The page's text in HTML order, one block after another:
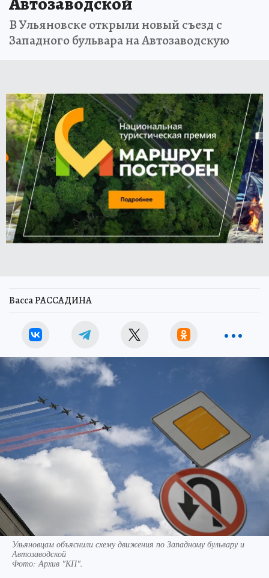
В Ульяновске открыли новый съезд с
Западного бульвара на Автозаводскую
Васса РАССАДИНА
Ульяновцам объяснили схему движения по Западному бульвару и
Автозаводской
Фото: Архив "КП".